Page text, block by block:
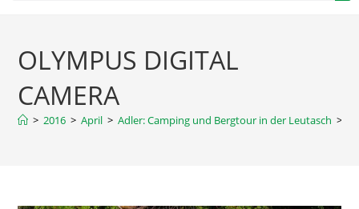
OLYMPUS DIGITAL
CAMERA
> 2016 > April > Adler: Camping und Bergtour in der Leutasch >